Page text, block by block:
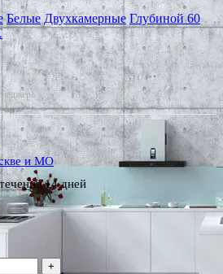
Белые Двухкамерные Глубиной 60
и МО
14 дней
+